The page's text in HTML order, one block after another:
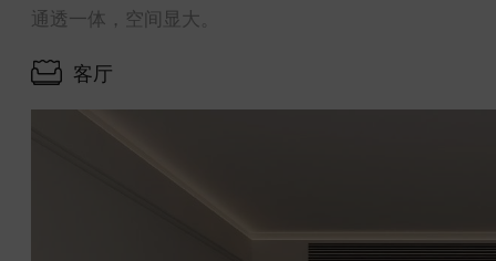
通透一体，空间显大。
客厅